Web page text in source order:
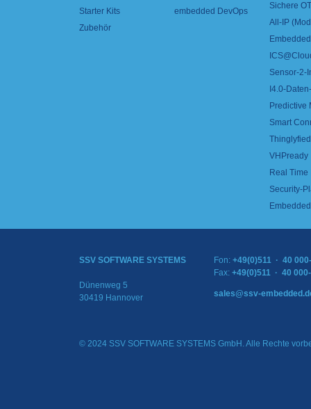
Starter Kits
Zubehör
embedded DevOps
Sichere
All-IP
Sensor-2-
I4.0-
Predictive
Smart
VHPready
Real
Security-
SSV SOFTWARE SYSTEMS
Dünenweg 5
30419 Hannover
Fon: +49(0)511 · 40
Fax: +49(0)511 · 40
sales@ssv-
© 2024 SSV SOFTWARE SYSTEMS GmbH. Alle Rechte